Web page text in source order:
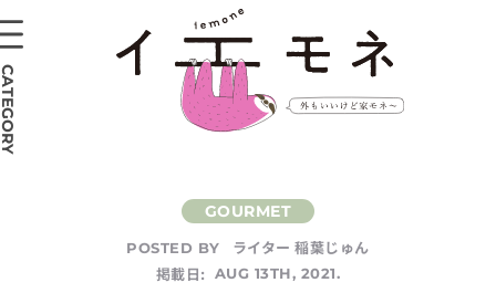
POSTED BY
ライター 稲葉じゅん
掲載日:
AUG 13TH, 2021.